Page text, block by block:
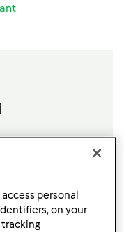
personal
on your